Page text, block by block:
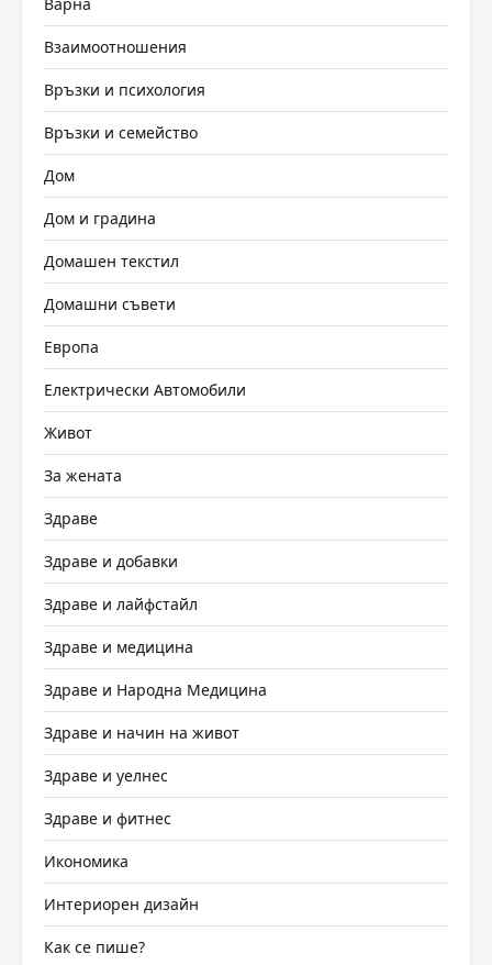
Взаимоотношения
Връзки и психология
Връзки и семейство
Дом
Дом и градина
Домашен текстил
Домашни съвети
Европа
Електрически Автомобили
Живот
За жената
Здраве
Здраве и добавки
Здраве и лайфстайл
Здраве и медицина
Здраве и Народна Медицина
Здраве и начин на живот
Здраве и уелнес
Здраве и фитнес
Икономика
Интериорен дизайн
Как се пише?